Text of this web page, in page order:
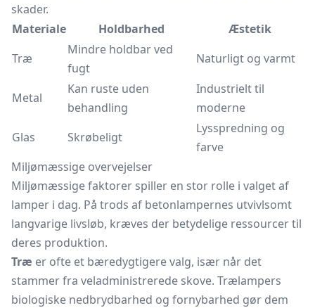
skader.
Materiale
Holdbarhed
Æstetik
Træ
Mindre holdbar ved
fugt
Naturligt og varmt
Metal
Kan ruste uden
behandling
Industrielt til
moderne
Glas
Skrøbeligt
Lysspredning og
farve
Miljømæssige overvejelser
Miljømæssige faktorer spiller en stor rolle i valget af
lamper i dag. På trods af betonlampernes utvivlsomt
langvarige livsløb, kræves der betydelige ressourcer til
deres produktion.
Træ er ofte et bæredygtigere valg, især når det
stammer fra veladministrerede skove. Trælampers
biologiske nedbrydbarhed og fornybarhed gør dem